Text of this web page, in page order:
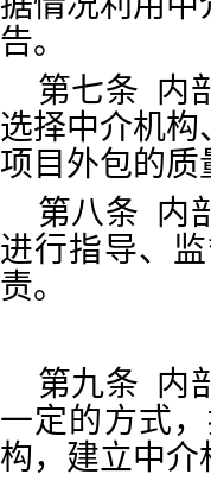
告。
第七条 内
选择中介机
项目外包的
第八条 内
进行指导、
责。
第九条 内
一定的方式
构，建立中介